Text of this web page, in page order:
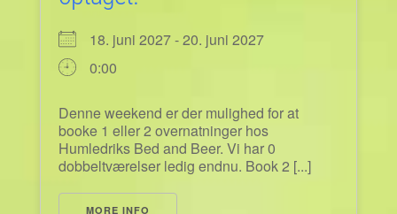
18. juni 2027 - 20. juni 2027
0:00
Denne weekend er der mulighed for at
booke 1 eller 2 overnatninger hos
Humledriks Bed and Beer. Vi har 0
dobbeltværelser ledig endnu. Book 2 [...]
MORE INFO